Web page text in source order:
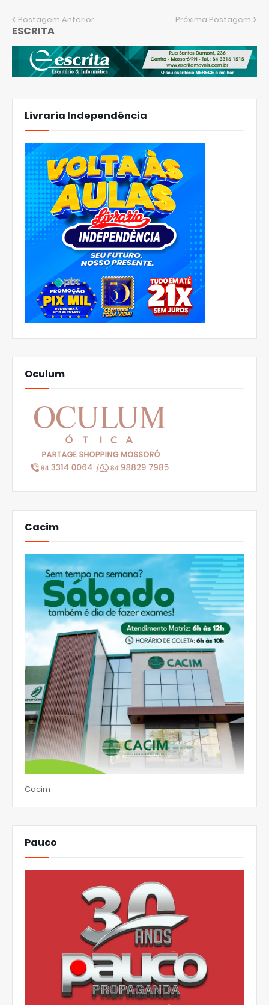
Postagem Anterior Próxima Postagem
ESCRITA
Livraria Independência
Oculum
Cacim
Cacim
Pauco